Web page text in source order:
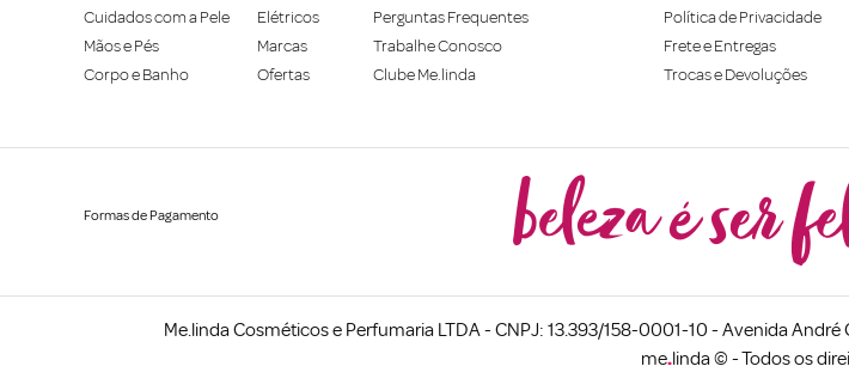
Cuidados com a Pele
Mãos e Pés
Corpo e Banho
Elétricos
Marcas
Ofertas
Perguntas Frequentes
Trabalhe Conosco
Clube Me.linda
Política de Privacidade
Frete e Entregas
Trocas e Devoluções
Formas de Pagamento
Me.linda Cosméticos e Perfumaria LTDA - CNPJ: 13.393/158-0001-10 - Avenida
me.linda © - Todos os